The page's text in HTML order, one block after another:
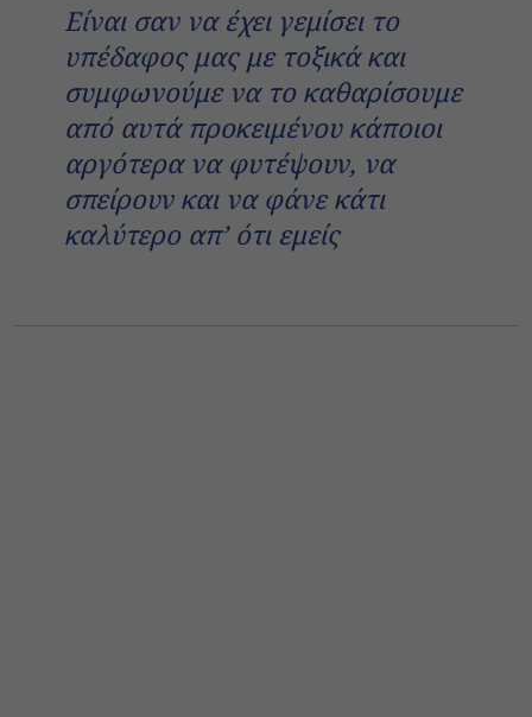
Είναι σαν να έχει γεμίσει το
υπέδαφος μας με τοξικά και
συμφωνούμε να το καθαρίσουμε
από αυτά προκειμένου κάποιοι
αργότερα να φυτέψουν, να
σπείρουν και να φάνε κάτι
καλύτερο απ’ ότι εμείς